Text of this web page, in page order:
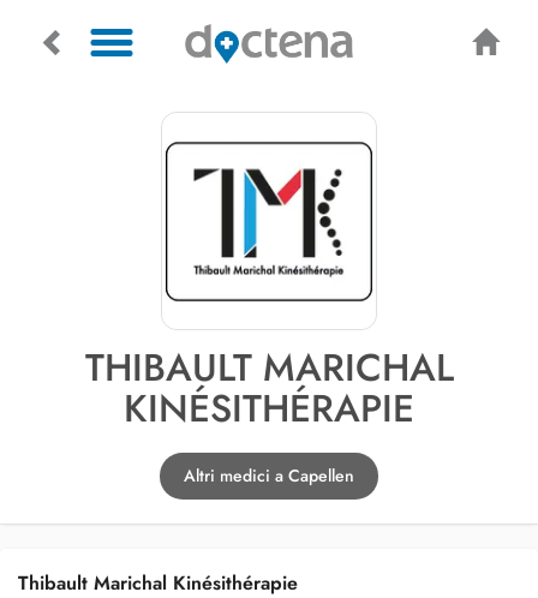
THIBAULT MARICHAL
KINÉSITHÉRAPIE
Altri medici a Capellen
Thibault Marichal Kinésithérapie